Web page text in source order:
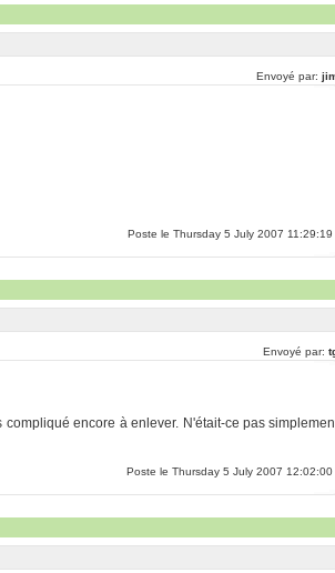
Envoyé par:
Poste le Thursday 5 July 2007 11:29:19
Envoyé par:
encore à enlever. N'était-ce pas
Poste le Thursday 5 July 2007 12:02:00